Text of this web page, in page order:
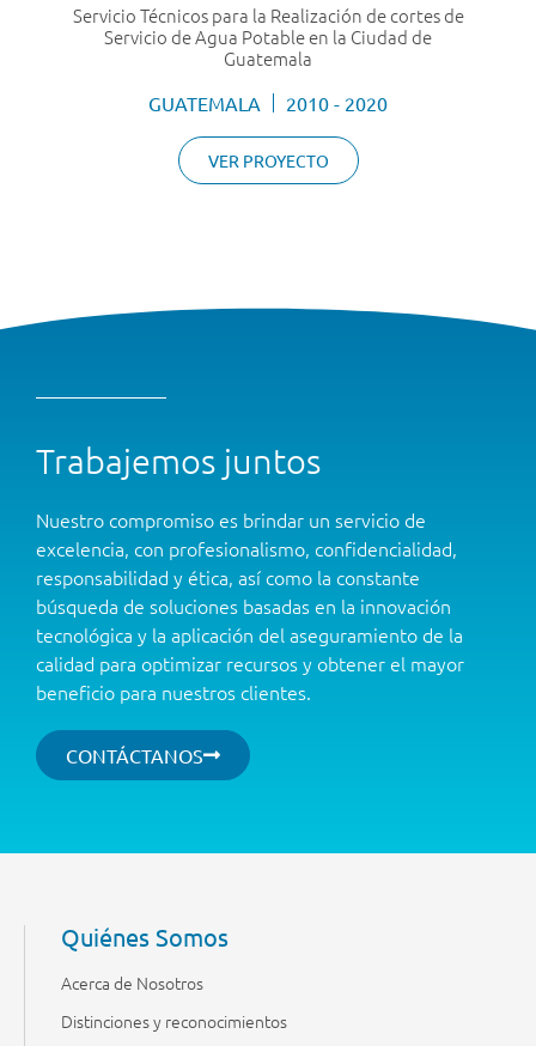
Servicio Técnicos para la Realización de cortes de
Servicio de Agua Potable en la Ciudad de
Guatemala
GUATEMALA 2010 - 2020
VER PROYECTO
Trabajemos juntos
Nuestro compromiso es brindar un servicio de
excelencia, con profesionalismo, confidencialidad,
responsabilidad y ética, así como la constante
búsqueda de soluciones basadas en la innovación
tecnológica y la aplicación del aseguramiento de la
calidad para optimizar recursos y obtener el mayor
beneficio para nuestros clientes.
CONTÁCTANOS
Quiénes Somos
Acerca de Nosotros
Distinciones y reconocimientos